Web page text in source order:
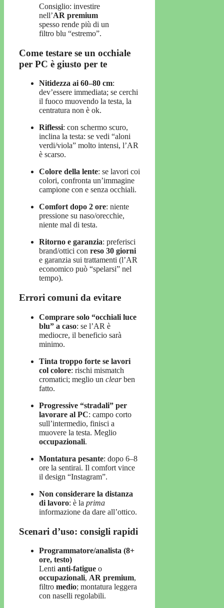
Consiglio: investire
nell’AR premium
spesso rende più di un
filtro blu “estremo”.
Come testare se un occhiale
per PC è giusto per te
Nitidezza ai 60–80 cm:
dev’essere immediata; se cerchi
il fuoco muovendo la testa, la
centratura non è ok.
Riflessi: con schermo scuro,
inclina la testa: se vedi “aloni
verdi/viola” molto intensi, l’AR
è scarso.
Colore della lente: se lavori coi
colori, confronta un’immagine
campione con e senza occhiali.
Comfort dopo 2 ore: niente
pressione su naso/orecchie,
niente mal di testa.
Ritorno e garanzia: preferisci
brand/ottici con reso 30 giorni
e garanzia sui trattamenti (l’AR
economico può “spelarsi” nel
tempo).
Errori comuni da evitare
Comprare solo “occhiali luce
blu” a caso: se l’AR è
mediocre, il beneficio sarà
minimo.
Tinta troppo forte se lavori
col colore: rischi mismatch
cromatici; meglio un clearben
fatto.
Progressive “stradali” per
lavorare al PC: campo corto
sull’intermedio, finisci a
muovere la testa. Meglio
occupazionali.
Montatura pesante: dopo 6–8
ore la sentirai. Il comfort vince
il design “Instagram”.
Non considerare la distanza
di lavoro: è la prima
informazione da dare all’ottico.
Scenari d’uso: consigli rapidi
Programmatore/analista (8+
ore, testo)
Lenti anti-fatigue o
occupazionali, AR premium,
filtro medio; montatura leggera
con naselli regolabili.